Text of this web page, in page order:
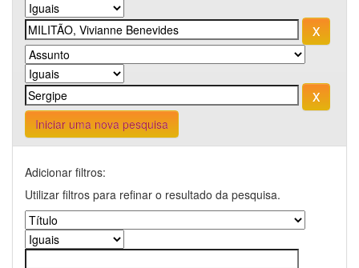
Iniciar uma nova pesquisa
Adicionar filtros:
Utilizar filtros para refinar o resultado da pesquisa.